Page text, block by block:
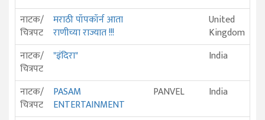
नाटक/
चित्रपट
मराठी पॉपकॉर्न आता
राणीच्या राज्यात !!!
United
Kingdom
नाटक/
चित्रपट
"इंदिरा" India
नाटक/
चित्रपट
PASAM
ENTERTAINMENT
PANVEL India